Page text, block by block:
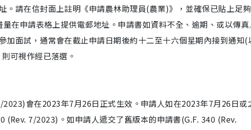
。請在信封面上註明《申請農林助理員(農業)》，並確保已貼上足
在申請表格上提供電郵地址。申請書如資料不全、逾期、或以傳真
加面試，通常會在截止申請日期後約十二至十六個星期內接到通知(
可視作經已落選。
會在2023年7月26日正式生效。申請人如在2023年7月26日或
(Rev. 7/2023)。如申請人遞交了舊版本的申請書(G.F. 340 (Rev.